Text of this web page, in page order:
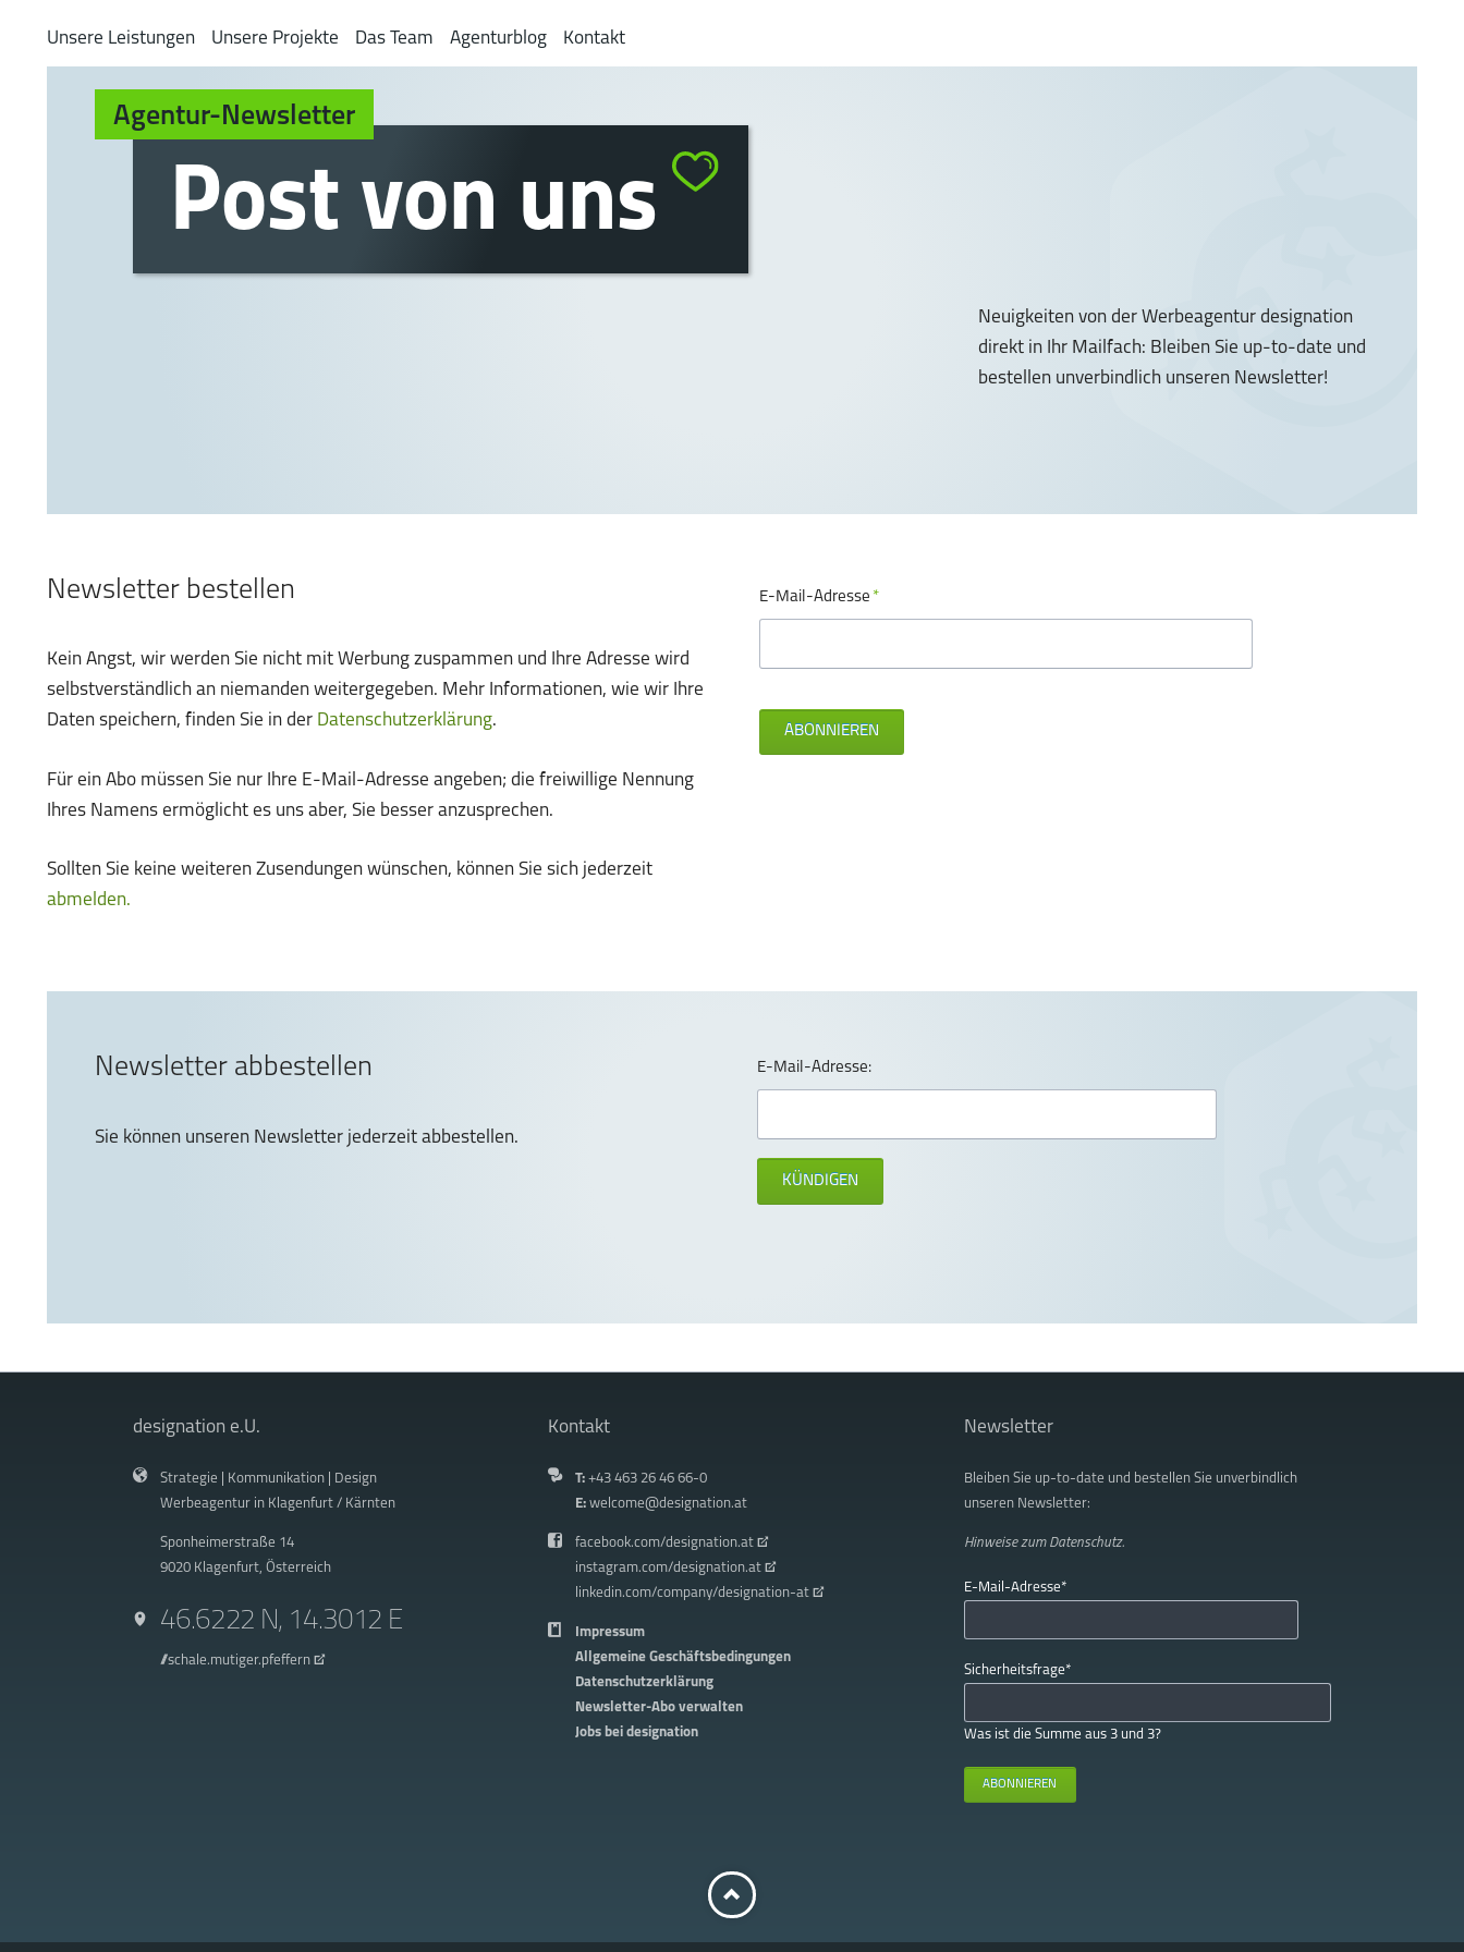
NavigationUnsere Leistungen Unsere Projekte Das Team Agenturblog Kontakt
Agentur-Newsletter
Post von uns
Neuigkeiten von der Werbeagentur designation
direkt in Ihr Mailfach: Bleiben Sie up-to-date und
bestellen unverbindlich unseren Newsletter!
Newsletter bestellen
Kein Angst, wir werden Sie nicht mit Werbung zuspammen und Ihre Adresse wird
selbstverständlich an niemanden weitergegeben. Mehr Informationen, wie wir Ihre
Daten speichern, finden Sie in der Datenschutzerklärung.
Für ein Abo müssen Sie nur Ihre E-Mail-Adresse angeben; die freiwillige Nennung
Ihres Namens ermöglicht es uns aber, Sie besser anzusprechen.
Sollten Sie keine weiteren Zusendungen wünschen, können Sie sich jederzeit
abmelden.
Pflichtfeld
E-Mail-Adresse *
ABONNIEREN
Newsletter abbestellen
Sie können unseren Newsletter jederzeit abbestellen.
E-Mail-Adresse:
KÜNDIGEN
designation e.U.
Strategie | Kommunikation | Design
Werbeagentur in Klagenfurt / Kärnten
Sponheimerstraße 14
9020 Klagenfurt, Österreich
46.6222 N, 14.3012 E
///schale.mutiger.pfeffern
Kontakt
T: +43 463 26 46 66-0
E: welcome@designation.at
facebook.com/designation.at
instagram.com/designation.at
linkedin.com/company/designation-at
Impressum
Allgemeine Geschäftsbedingungen
Datenschutzerklärung
Newsletter-Abo verwalten
Jobs bei designation
Newsletter
Bleiben Sie up-to-date und bestellen Sie unverbindlich
unseren Newsletter:
Hinweise zum Datenschutz.
Pflichtfeld
E-Mail-Adresse*
Pflichtfeld
Sicherheitsfrage*
Was ist die Summe aus 3 und 3?
ABONNIEREN